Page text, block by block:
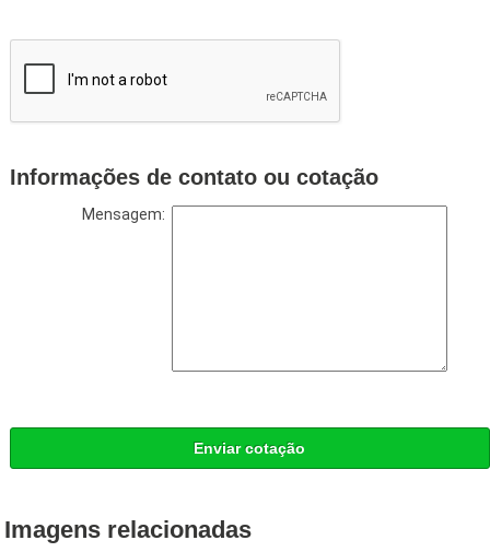
Informações de contato ou cotação
Mensagem:
Enviar cotação
Imagens relacionadas